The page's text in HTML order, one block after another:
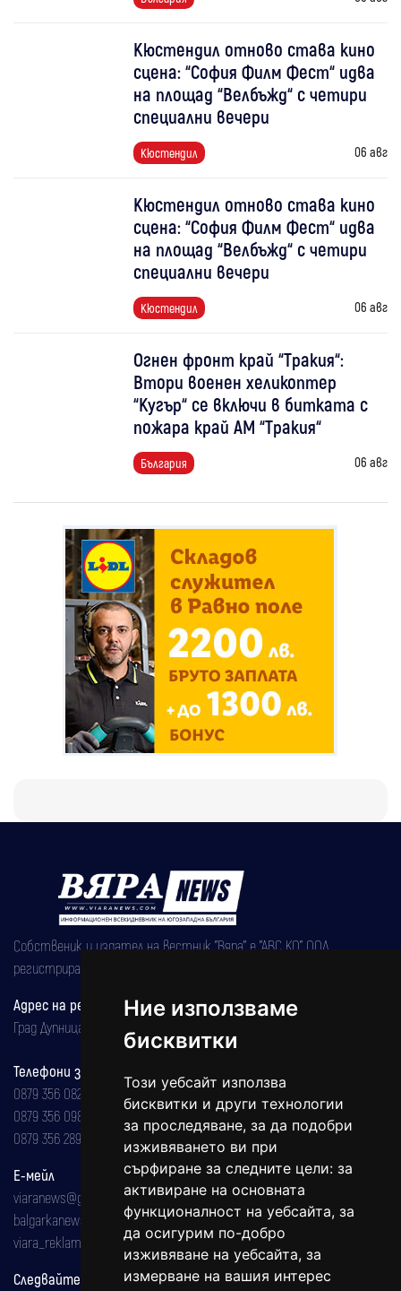
Ние използваме
бисквитки
Този уебсайт използва
бисквитки и други технологии
за проследяване, за да подобри
изживяването ви при
сърфиране за следните цели: за
активиране на основната
функционалност на уебсайта, за
да осигурим по-добро
изживяване на уебсайта, за
измерване на вашия интерес
Кюстендил отново става кино
сцена: “София Филм Фест“ идва
на площад “Велбъжд“ с четири
специални вечери
Кюстендил 06 авг
Кюстендил отново става кино
сцена: “София Филм Фест“ идва
на площад “Велбъжд“ с четири
специални вечери
Кюстендил 06 авг
Огнен фронт край “Тракия“:
Втори военен хеликоптер
“Кугър“ се включи в битката с
пожара край АМ “Тракия“
България 06 авг
Собственик и издател на вестник "Вяра" е "АВС КО" ООД,
регистрирана на 08.05.2002 година.
Адрес на редакцията
Град Дупница, ул.''Христо Ботев" 43
Телефони за реклама и абонаменти
0879 356 082
0879 356 098
0879 356 289
Е-мейл
viaranews@gmail.com
balgarkanews@gmail.com
viara_reklama@mail.bg
Следвайте ни: